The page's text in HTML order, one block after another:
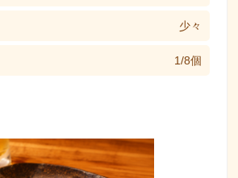
少々
1/8個